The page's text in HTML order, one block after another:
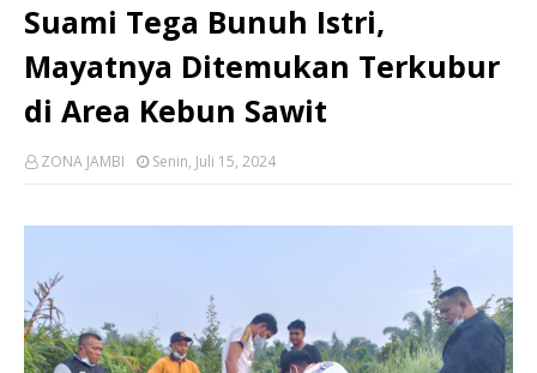
Suami Tega Bunuh Istri,
Mayatnya Ditemukan Terkubur
di Area Kebun Sawit
ZONA JAMBI Senin, Juli 15, 2024